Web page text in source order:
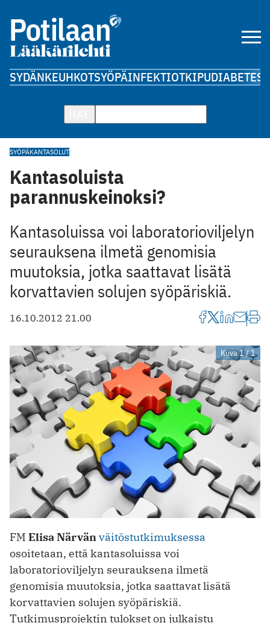
SYDÄNKEUHKOTSYÖPÄINFEKTIOTKIPUDIABETES
SYÖPÄKANTASOLUT
Kantasoluista
parannuskeinoksi?
Kantasoluissa voi laboratorioviljelyn
seurauksena ilmetä genomisia
muutoksia, jotka saattavat lisätä
korvattavien solujen syöpäriskiä.
16.10.2012 21.00
Kuva 1 / 1
FM Elisa Närvänväitöstutkimuksessa
osoitetaan, että kantasoluissa voi
laboratorioviljelyn seurauksena ilmetä
genomisia muutoksia, jotka saattavat lisätä
korvattavien solujen syöpäriskiä.
Tutkimusprojektin tulokset on julkaistu